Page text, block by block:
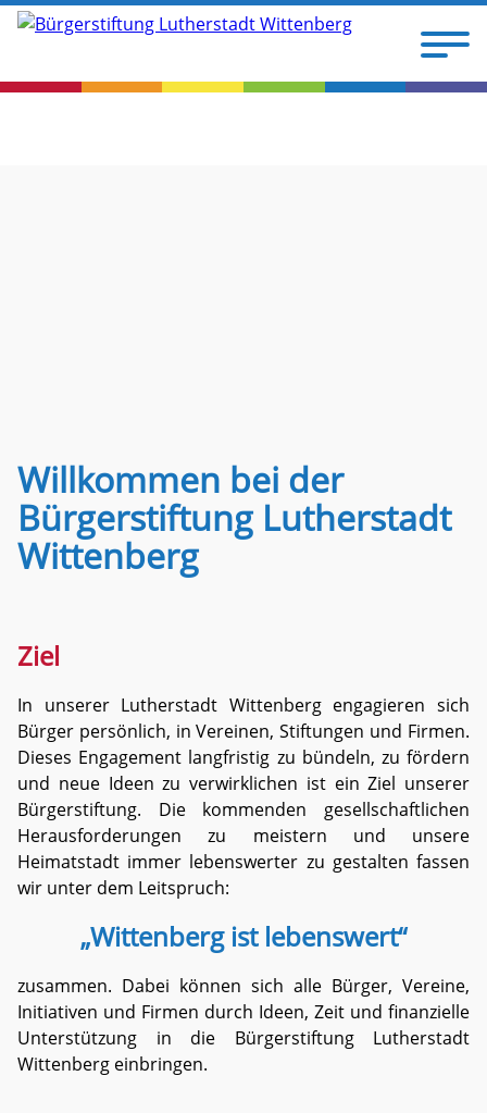
Willkommen bei der
Bürgerstiftung Lutherstadt
Wittenberg
Ziel
In unserer Lutherstadt Wittenberg engagieren sich
Bürger persönlich, in Vereinen, Stiftungen und Firmen.
Dieses Engagement langfristig zu bündeln, zu fördern
und neue Ideen zu verwirklichen ist ein Ziel unserer
Bürgerstiftung. Die kommenden gesellschaftlichen
Herausforderungen zu meistern und unsere
Heimatstadt immer lebenswerter zu gestalten fassen
wir unter dem Leitspruch:
„Wittenberg ist lebenswert“
zusammen. Dabei können sich alle Bürger, Vereine,
Initiativen und Firmen durch Ideen, Zeit und finanzielle
Unterstützung in die Bürgerstiftung Lutherstadt
Wittenberg einbringen.